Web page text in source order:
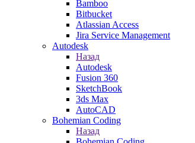
Bamboo
Bitbucket
Atlassian Access
Jira Service Management
Autodesk
Назад
Autodesk
Fusion 360
SketchBook
3ds Max
AutoCAD
Bohemian Coding
Назад